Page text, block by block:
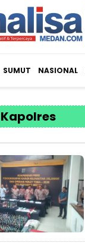
SUMUT NASIONAL